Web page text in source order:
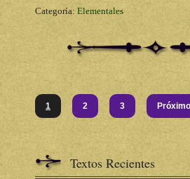
Categoría: Elementales
1 2 3 Próximo
Textos Recientes